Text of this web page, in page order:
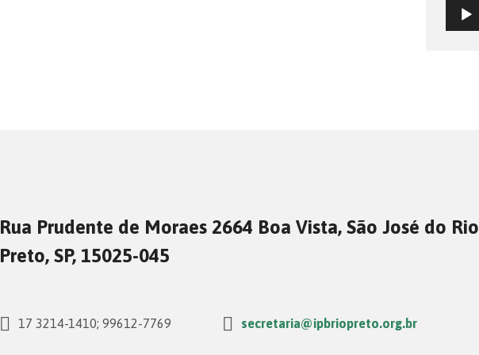
Rua Prudente de Moraes 2664 Boa Vista, São José do Rio
Preto, SP, 15025-045
17 3214-1410; 99612-7769 secretaria@ipbriopreto.org.br